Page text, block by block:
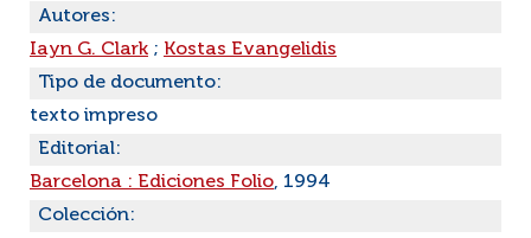
Autores:
Iayn G. Clark ; Kostas Evangelidis
Tipo de documento:
texto impreso
Editorial:
Barcelona : Ediciones Folio, 1994
Colección: